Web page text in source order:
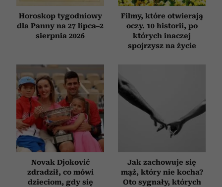
otrzymanymi od Ciebie lub uzyskanymi podczas
korzystania z ich usług.
Horoskop tygodniowy
dla Panny na 27 lipca–2
sierpnia 2026
Filmy, które otwierają
oczy. 10 historii, po
których inaczej
spojrzysz na życie
Novak Djoković
zdradził, co mówi
dzieciom, gdy się
Jak zachowuje się
mąż, który nie kocha?
Oto sygnały, których